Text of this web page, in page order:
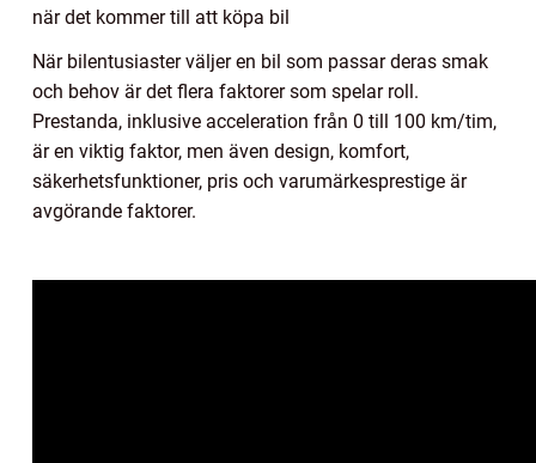
när det kommer till att köpa bil
När bilentusiaster väljer en bil som passar deras smak
och behov är det flera faktorer som spelar roll.
Prestanda, inklusive acceleration från 0 till 100 km/tim,
är en viktig faktor, men även design, komfort,
säkerhetsfunktioner, pris och varumärkesprestige är
avgörande faktorer.